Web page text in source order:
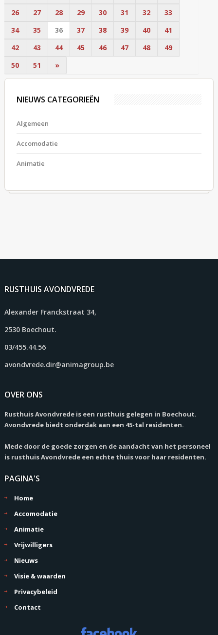
26
27 28 29 30 31 32
33
34
35 36 37 38 39 40
41
42
43 44 45 46 47 48
49
50
51 »
NIEUWS CATEGORIEËN
Algemeen
Accomodatie
Animatie
RUSTHUIS AVONDVREDE
Alexander Franckstraat 34,
2530 Boechout.
03/455.44.56
avondvrede.dir@animagroup.be
OVER ONS
Rusthuis Avondvrede is een rusthuis gelegen in Boechout.
Avondvrede biedt onderdak aan een 45-tal residenten.
Mede door de goede zorgen en de aandacht van het personeel
is rusthuis Avondvrede een echte thuis voor haar residenten.
PAGINA'S
Home
Accomodatie
Animatie
Vrijwilligers
Nieuws
Visie & waarden
Privacybeleid
Contact